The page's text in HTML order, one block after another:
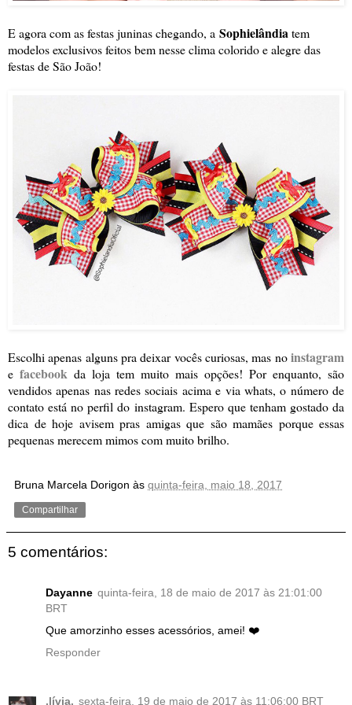
E agora com as festas juninas chegando, a Sophielândiatem
modelos exclusivos feitos bem nesse clima colorido e alegre das
festas de São João!
Escolhi apenas alguns pra deixar vocês curiosas, mas noinstagram
e facebook da loja tem muito mais opções! Por enquanto, são
vendidos apenas nas redes sociais acima e via whats, o número de
contato está no perfil do instagram. Espero que tenham gostado da
dica de hoje avisem pras amigas que são mamães porque essas
pequenas merecem mimos com muito brilho.
Bruna Marcela Dorigon às quinta-feira, maio 18, 2017
Compartilhar
5 comentários:
Dayanne quinta-feira, 18 de maio de 2017 às 21:01:00
BRT
Que amorzinho esses acessórios, amei! ❤️
Responder
.lívia. sexta-feira, 19 de maio de 2017 às 11:06:00 BRT